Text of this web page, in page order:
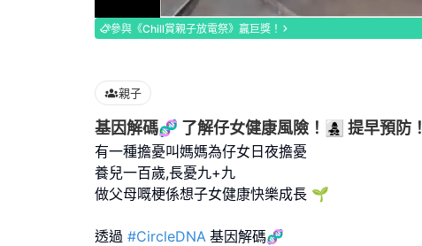
Loaded
91.14%
參與《Chill賞親子放電祭》贏巨獎！
親子
基因解碼🧬 了解仔女健康風險！👩‍👧‍👦 提早預防！
有一種擔憂叫媽媽為仔女日夜擔憂
養兒一百歲,長憂九+九
做父母嘅梗係想子女健康快樂成長 🌱
透過 #CircleDNA 基因解碼🧬